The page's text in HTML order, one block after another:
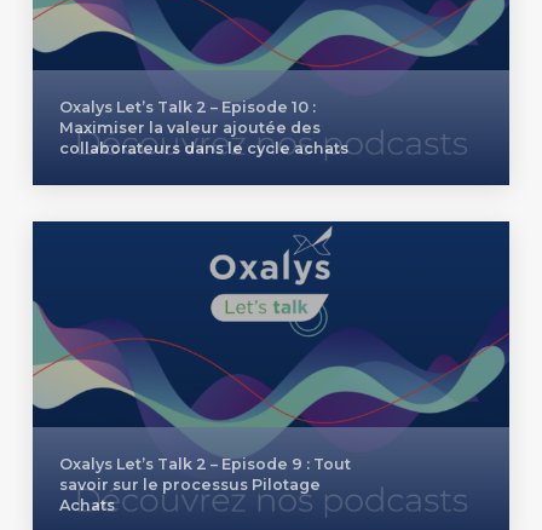
Oxalys Let’s Talk 2 – Episode 10 :
Maximiser la valeur ajoutée des
collaborateurs dans le cycle achats
Oxalys Let’s Talk 2 – Episode 9 : Tout
savoir sur le processus Pilotage
Achats